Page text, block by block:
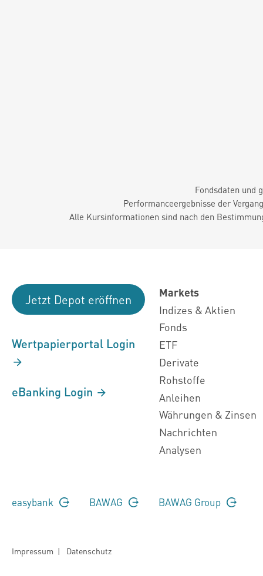
Fondsdaten und
Performanceergebnisse der
Alle Kursinformationen sind nach den
Jetzt Depot eröffnen
Wertpapierportal Login
eBanking Login
Markets
Indizes & Aktien
Fonds
ETF
Derivate
Rohstoffe
Anleihen
Währungen & Zinsen
Nachrichten
Analysen
easybank BAWAG BAWAG Group
Impressum | Datenschutz